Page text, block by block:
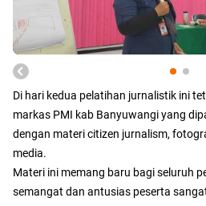
Di hari kedua pelatihan jurnalistik ini
markas PMI kab Banyuwangi yang
dengan materi citizen jurnalism,
media.
Materi ini memang baru bagi seluruh
semangat dan antusias peserta